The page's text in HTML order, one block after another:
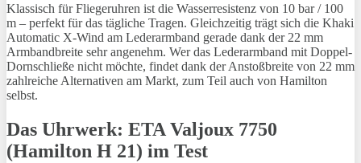
Klassisch für Fliegeruhren ist die Wasserresistenz von 10 bar / 100
m – perfekt für das tägliche Tragen. Gleichzeitig trägt sich die Khaki
Automatic X-Wind am Lederarmband gerade dank der 22 mm
Armbandbreite sehr angenehm. Wer das Lederarmband mit Doppel-
Dornschließe nicht möchte, findet dank der Anstoßbreite von 22 mm
zahlreiche Alternativen am Markt, zum Teil auch von Hamilton
selbst.
Das Uhrwerk: ETA Valjoux 7750
(Hamilton H 21) im Test